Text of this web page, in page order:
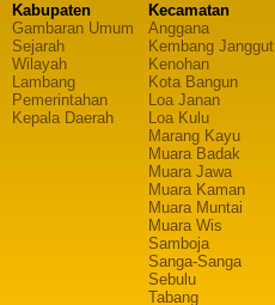
Kabupaten
Gambaran Umum
Sejarah
Wilayah
Lambang
Pemerintahan
Kepala Daerah
Kecamatan
Anggana
Kembang Janggut
Kenohan
Kota Bangun
Loa Janan
Loa Kulu
Marang Kayu
Muara Badak
Muara Jawa
Muara Kaman
Muara Muntai
Muara Wis
Samboja
Sanga-Sanga
Sebulu
Tabang